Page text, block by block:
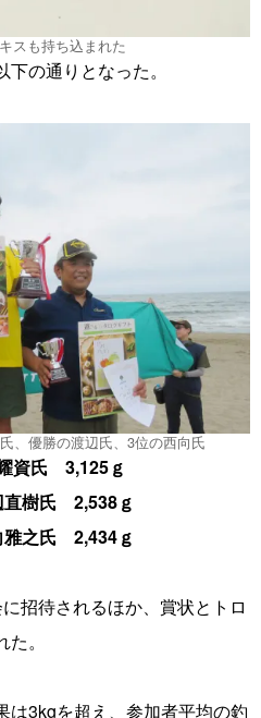
スも持ち込まれた
の通りとなった。
、優勝の渡辺氏、3位の西向氏
資氏 3,125ｇ
樹氏 2,538ｇ
之氏 2,434ｇ
招待されるほか、賞状とトロ
。
は3kgを超え、参加者平均の釣